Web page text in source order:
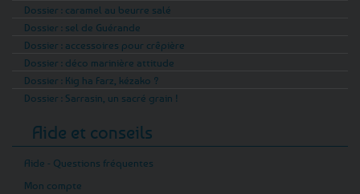
Dossier : caramel au beurre salé
Dossier : sel de Guérande
Dossier : accessoires pour crêpière
Dossier : déco marinière attitude
Dossier : Kig ha Farz, kézako ?
Dossier : Sarrasin, un sacré grain !
Aide et conseils
Aide - Questions fréquentes
Mon compte